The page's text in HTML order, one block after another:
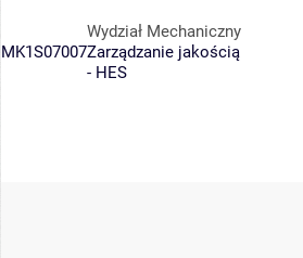
MK1S07007
Wydział Mechaniczny
Zarządzanie jakością
- HES